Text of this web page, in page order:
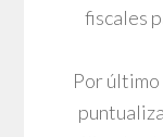
fiscales
Por último